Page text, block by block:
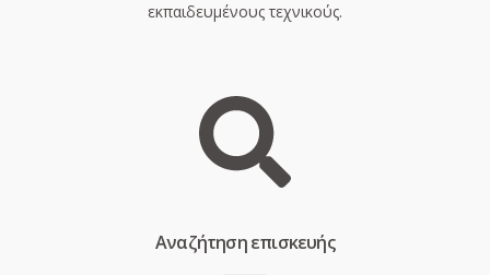
εκπαιδευμένους τεχνικούς.
Aναζήτηση επισκευής